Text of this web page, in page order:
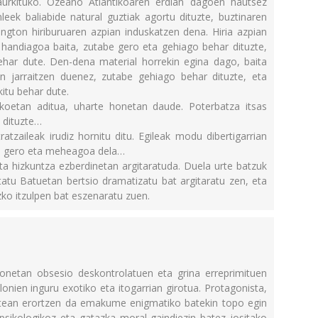
baliabide natural guztiak agortu dituzte, buztinaren
hiriburuaren azpian induskatzen dena. Hiria azpian
baita, zutabe gero eta gehiago behar dituzte,
dute. Den-dena material horrekin egina dago, baita
jarraitzen duenez, zutabe gehiago behar dituzte, eta
behar dute.
aditua, uharte honetan daude. Poterbatza itsas
dituzte…
irudiz hornitu ditu. Egileak modu dibertigarrian
gero eta meheagoa dela…
hizkuntza ezberdinetan argitaratuda. Duela urte batzuk
Batuetan bertsio dramatizatu bat argitaratu zen, eta
itzulpen bat eszenaratu zuen.
obsesio deskontrolatuen eta grina erreprimituen
inguru exotiko eta itogarrian girotua. Protagonista,
erortzen da emakume enigmatiko batekin topo egin